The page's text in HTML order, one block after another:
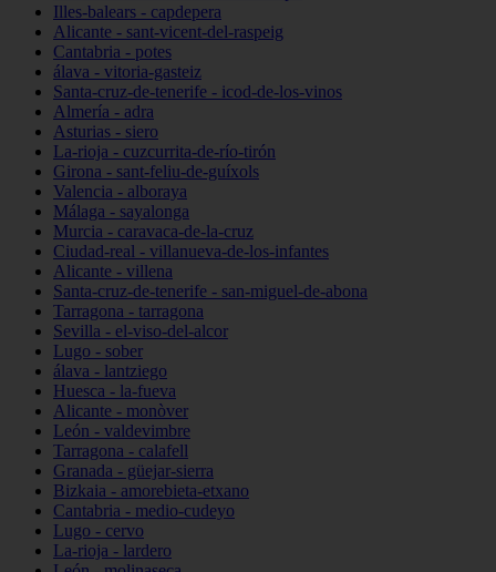
Illes-balears - capdepera
Alicante - sant-vicent-del-raspeig
Cantabria - potes
álava - vitoria-gasteiz
Santa-cruz-de-tenerife - icod-de-los-vinos
Almería - adra
Asturias - siero
La-rioja - cuzcurrita-de-río-tirón
Girona - sant-feliu-de-guíxols
Valencia - alboraya
Málaga - sayalonga
Murcia - caravaca-de-la-cruz
Ciudad-real - villanueva-de-los-infantes
Alicante - villena
Santa-cruz-de-tenerife - san-miguel-de-abona
Tarragona - tarragona
Sevilla - el-viso-del-alcor
Lugo - sober
álava - lantziego
Huesca - la-fueva
Alicante - monòver
León - valdevimbre
Tarragona - calafell
Granada - güejar-sierra
Bizkaia - amorebieta-etxano
Cantabria - medio-cudeyo
Lugo - cervo
La-rioja - lardero